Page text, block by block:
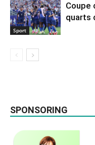
Sport
Coupe
quarts
SPONSORING